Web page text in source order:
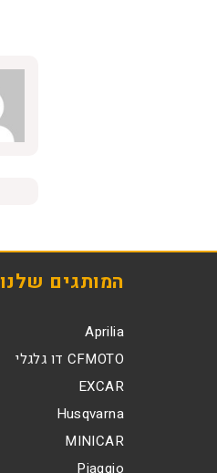
המותגים שלנו
Aprilia
CFMOTO דו גלגלי
EXCAR
Husqvarna
MINICAR
Piaggio